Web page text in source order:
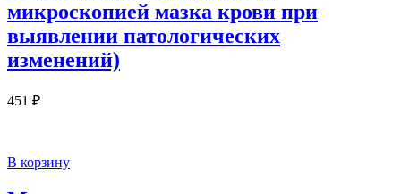
микроскопией мазка крови при
выявлении патологических
изменений)
451 ₽
В корзину